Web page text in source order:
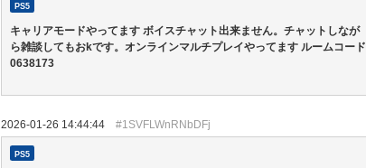
PS5
キャリアモードやってます ボイスチャット出来ません。チャットしなが
ら雑談してもおkです。オンラインマルチプレイやってます ルームコード
0638173
2026-01-26 14:44:44 #1SVFLWnRNbDFj
PS5